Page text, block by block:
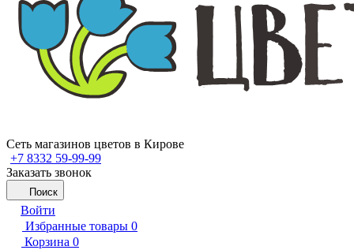
Сеть магазинов цветов в Кирове
+7 8332 59-99-99
Заказать звонок
Поиск
Войти
Избранные товары 0
Корзина 0